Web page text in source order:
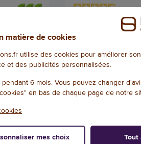
EN 24/48H
avis
Qté
matière de cookies
utilise des cookies pour améliorer
et des publicités personnalisées.
6 mois. Vous pouvez changer
en bas de chaque page de notre
mes choix Tout